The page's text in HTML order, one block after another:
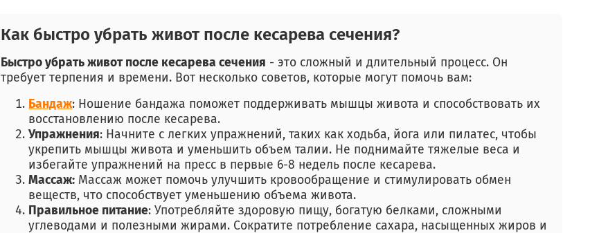
Как быстро убрать живот после кесарева сечения?
Быстро убрать живот после кесарева сечения - это сложный и длительный процесс. Он
требует терпения и времени. Вот несколько советов, которые могут помочь вам:
Бандаж: Ношение бандажа поможет поддерживать мышцы живота и способствовать их
восстановлению после кесарева.
Упражнения: Начните с легких упражнений, таких как ходьба, йога или пилатес, чтобы
укрепить мышцы живота и уменьшить объем талии. Не поднимайте тяжелые веса и
избегайте упражнений на пресс в первые 6-8 недель после кесарева.
Массаж: Массаж может помочь улучшить кровообращение и стимулировать обмен
веществ, что способствует уменьшению объема живота.
Правильное питание: Употребляйте здоровую пищу, богатую белками, сложными
углеводами и полезными жирами. Сократите потребление сахара, насыщенных жиров и